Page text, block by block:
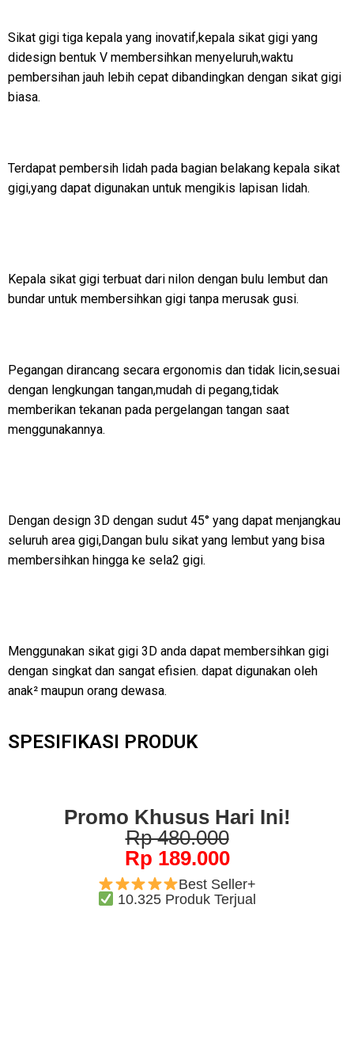
Sikat gigi tiga kepala yang inovatif,kepala sikat gigi yang
didesign bentuk V membersihkan menyeluruh,waktu
pembersihan jauh lebih cepat dibandingkan dengan sikat gigi
biasa.
Terdapat pembersih lidah pada bagian belakang kepala sikat
gigi,yang dapat digunakan untuk mengikis lapisan lidah.
Kepala sikat gigi terbuat dari nilon dengan bulu lembut dan
bundar untuk membersihkan gigi tanpa merusak gusi.
Pegangan dirancang secara ergonomis dan tidak licin,sesuai
dengan lengkungan tangan,mudah di pegang,tidak
memberikan tekanan pada pergelangan tangan saat
menggunakannya.
Dengan design 3D dengan sudut 45° yang dapat menjangkau
seluruh area gigi,Dangan bulu sikat yang lembut yang bisa
membersihkan hingga ke sela2 gigi.
Menggunakan sikat gigi 3D anda dapat membersihkan gigi
dengan singkat dan sangat efisien. dapat digunakan oleh
anak² maupun orang dewasa.
SPESIFIKASI PRODUK
Promo Khusus Hari Ini!
Rp 480.000
Rp 189.000
Best Seller+
10.325 Produk Terjual